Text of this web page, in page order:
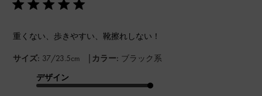
重くない、歩きやすい、靴擦れしない！
サイズ: 37/23.5cm | カラー: ブラック系
デザイン